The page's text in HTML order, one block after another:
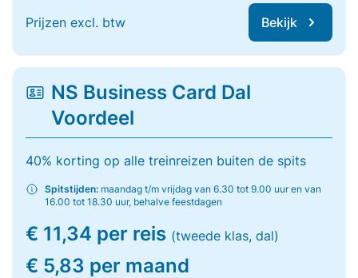
Prijzen excl. btw Bekijk
NS Business Card Dal
Voordeel
40% korting op alle treinreizen buiten de spits
Spitstijden: maandag t/m vrijdag van 6.30 tot 9.00 uur en van
16.00 tot 18.30 uur, behalve feestdagen
€ 11,34 per reis (tweede klas, dal)
€ 5,83 per maand